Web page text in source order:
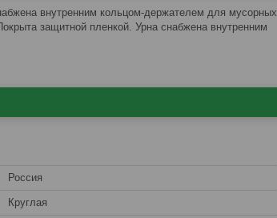
внутренним кольцом-держателем для мусорных
защитной пленкой. Урна снабжена внутренним
Россия
Круглая